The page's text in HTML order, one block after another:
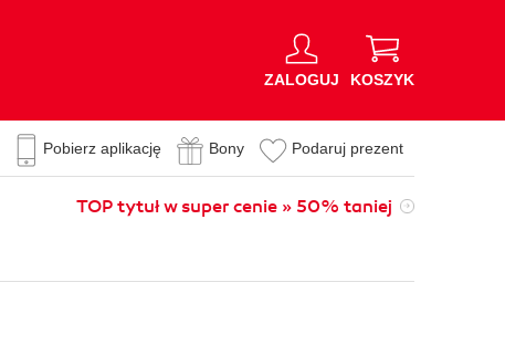
ZALOGUJ KOSZYK
Pobierz aplikację Bony Podaruj prezent
TOP tytuł w super cenie » 50% taniej